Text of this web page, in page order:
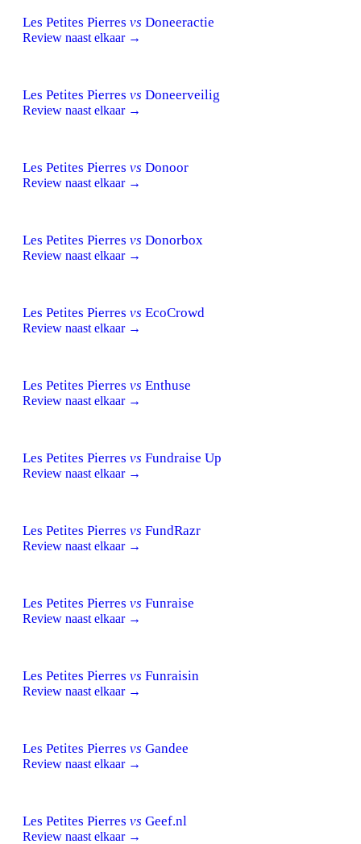
Les Petites Pierres vs Doneeractie
Review naast elkaar →
Les Petites Pierres vs Doneerveilig
Review naast elkaar →
Les Petites Pierres vs Donoor
Review naast elkaar →
Les Petites Pierres vs Donorbox
Review naast elkaar →
Les Petites Pierres vs EcoCrowd
Review naast elkaar →
Les Petites Pierres vs Enthuse
Review naast elkaar →
Les Petites Pierres vs Fundraise Up
Review naast elkaar →
Les Petites Pierres vs FundRazr
Review naast elkaar →
Les Petites Pierres vs Funraise
Review naast elkaar →
Les Petites Pierres vs Funraisin
Review naast elkaar →
Les Petites Pierres vs Gandee
Review naast elkaar →
Les Petites Pierres vs Geef.nl
Review naast elkaar →